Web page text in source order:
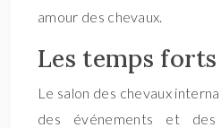
amour des chevaux.
Les temps
Le salon des chevaux
des événements et